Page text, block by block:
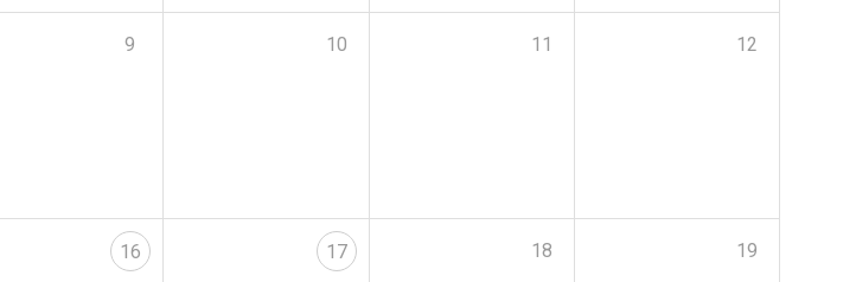
9 10 11 12
16 17 18 19